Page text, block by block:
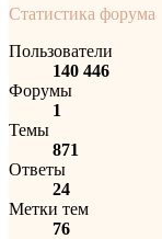
Статистика форума
Пользователи
140 446
Форумы
1
Темы
871
Ответы
24
Метки тем
76